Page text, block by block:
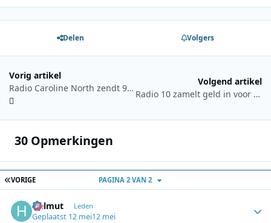
Delen Volgers
Vorig artikel
Radio Caroline North zendt 9 en 10 mei live uit vanaf Ross Revenge
Volgend artikel
Radio 10 zamelt geld in voor Alpe d’HuZes met speciale veiling
30 Opmerkingen
EERSTE PAGINA
VORIGE PAGINA 2 VAN 2
Helmut Leden
Geplaatst 12 mei12 mei